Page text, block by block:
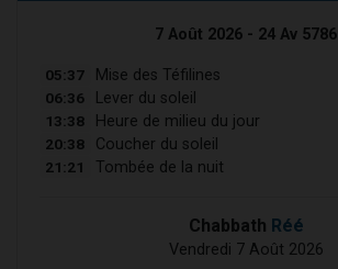
7 Août 2026 - 24 Av 5786
05:37 Mise des Téfilines
06:36 Lever du soleil
13:38 Heure de milieu du jour
20:38 Coucher du soleil
21:21 Tombée de la nuit
Chabbath Réé
Vendredi 7 Août 2026